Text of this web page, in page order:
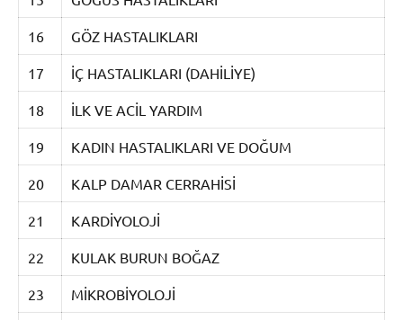
16 GÖZ HASTALIKLARI
17 İÇ HASTALIKLARI (DAHİLİYE)
18 İLK VE ACİL YARDIM
19 KADIN HASTALIKLARI VE DOĞUM
20 KALP DAMAR CERRAHİSİ
21 KARDİYOLOJİ
22 KULAK BURUN BOĞAZ
23 MİKROBİYOLOJİ